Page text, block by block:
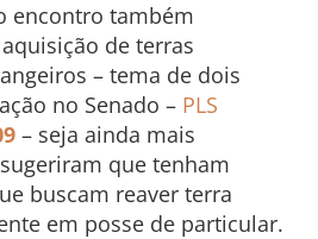
encontro também
de terras
– tema de dois
no Senado – PLS
– seja ainda mais
que tenham
buscam reaver terra
em posse de particular.